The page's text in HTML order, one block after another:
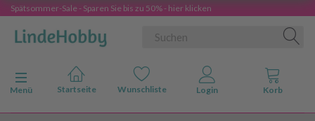
Spätsommer-Sale - Sparen Sie bis zu 50% - hier klicken
Anzeige ändern
Menü